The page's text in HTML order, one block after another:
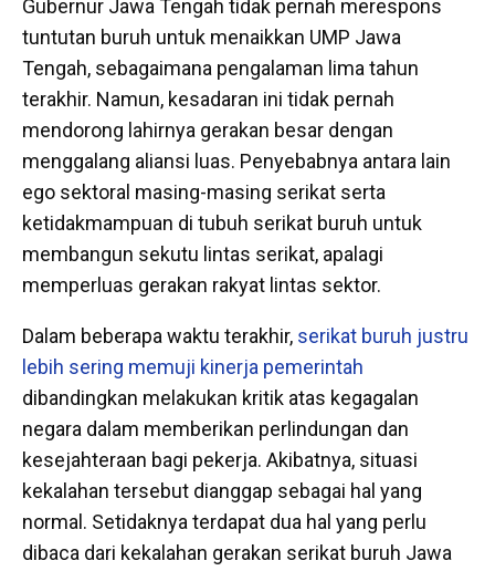
Gubernur Jawa Tengah tidak pernah merespons
tuntutan buruh untuk menaikkan UMP Jawa
Tengah, sebagaimana pengalaman lima tahun
terakhir. Namun, kesadaran ini tidak pernah
mendorong lahirnya gerakan besar dengan
menggalang aliansi luas. Penyebabnya antara lain
ego sektoral masing-masing serikat serta
ketidakmampuan di tubuh serikat buruh untuk
membangun sekutu lintas serikat, apalagi
memperluas gerakan rakyat lintas sektor.
Dalam beberapa waktu terakhir, serikat buruh justru
lebih sering memuji kinerja pemerintah
dibandingkan melakukan kritik atas kegagalan
negara dalam memberikan perlindungan dan
kesejahteraan bagi pekerja. Akibatnya, situasi
kekalahan tersebut dianggap sebagai hal yang
normal. Setidaknya terdapat dua hal yang perlu
dibaca dari kekalahan gerakan serikat buruh Jawa